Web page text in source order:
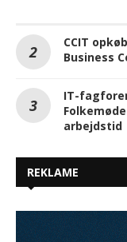
CCIT
Business
IT-
arbejdstid
REKLAME